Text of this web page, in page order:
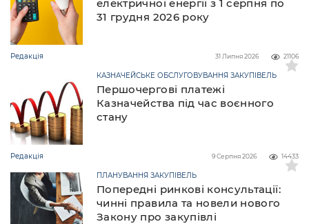
електричної енергії з 1 серпня по
31 грудня 2026 року
Редакція 21106
31 Липня 2026
Першочергові платежі
Казначейства під час воєнного
стану
КАЗНАЧЕЙСЬКЕ ОБСЛУГОВУВАННЯ ЗАКУПІВЕЛЬ
Редакція 14433
9 Серпня 2026
Попередні ринкові консультації:
чинні правила та новели нового
Закону про закупівлі
ПЛАНУВАННЯ ЗАКУПІВЕЛЬ